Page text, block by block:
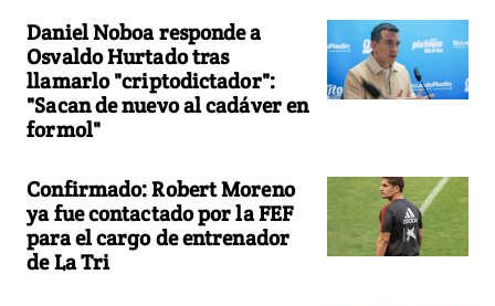
Daniel Noboa responde a
Osvaldo Hurtado tras
llamarlo "criptodictador":
"Sacan de nuevo al cadáver en
formol"
Confirmado: Robert Moreno
ya fue contactado por la FEF
para el cargo de entrenador
de La Tri